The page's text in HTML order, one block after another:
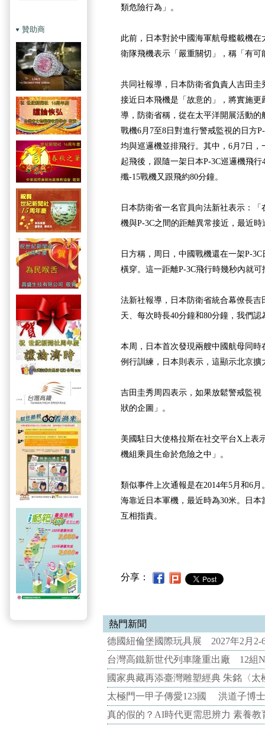
贊助商
類危險行為」。
此前，日本對於中國海軍航母艦載機
衛隊飛機表示「嚴重關切」，稱「有可
共同社報導，日本防衛省負責人吉田圭
接近日本飛機是「故意的」，將實施
導，防衛省稱，從在太平洋開展活動的
戰機6月7至8日對進行警戒監視的日方
均與巡邏機並排飛行。其中，6月7日
起飛後，跟隨一架日本P-3C巡邏機飛
殲-15戰機又跟飛約80分鐘。
日本防衛省一名官員向法新社表示：
機與P-3C之間的距離異常接近，最近時
日方稱，周日，中國戰機還在一架P-
橫穿。這一距離P-3C飛行時幾秒內就可
法新社報導，日本防衛省統合幕僚長
天、每次時長40分鐘和80分鐘，我們認
本周，日本首次發現兩艘中國航母同
例行訓練，日本則表示，這顯示北京擴
吉田圭秀周四表示，如果放鬆警戒監
狀的企圖」。
美國駐日大使格拉斯在社交平台X上表
機組乘員生命於危險之中」。
類似事件上次通報是在2014年5月和6
海靠近日本軍機，最近時為30米。日
互相指責。
分享：
熱門新聞
德國紐倫堡國際玩具展 2027年2月2-
台灣高鐵新世代列車隆重出廠 12組
國家典藏再添臺灣雕塑經典 朱銘〈
太極門一甲子傳愛123國 洪道子博
真的假的？AI時代更需思辨力 素養